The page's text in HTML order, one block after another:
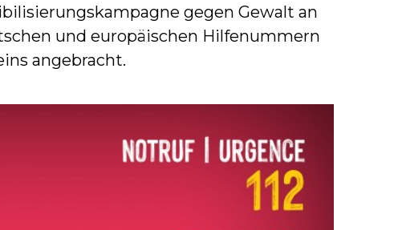
gegen Gewalt an
und europäischen Hilfenummern
angebracht.